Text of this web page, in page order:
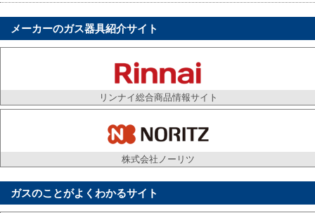
動画／あなたの都市ガス
① 換気編_「換気をせずに、ガス機器を使っていま
せんか？」 ② 点検編_「ガス機器の点検や清掃を忘
れ… 続きを読む
政府支援による都市ガス料金の値引きに関するお
知らせ
飯塚ガス株式会社は、政府の「令和6年度電気・ガス
料金負担軽減支援事業」実施に伴いお客様の都市ガ
メーカーのガス器具紹介サイト
リンナイ総合商品情報サイト
株式会社ノーリツ
ガスのことがよくわかるサイト